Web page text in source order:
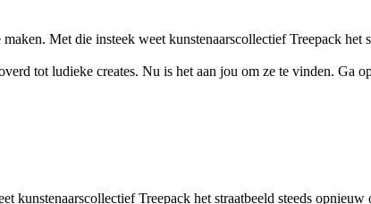
Met die insteek weet kunstenaarscollectief Treepack het
tot ludieke creates. Nu is het aan jou om ze te vinden. Ga
kunstenaarscollectief Treepack het straatbeeld steeds